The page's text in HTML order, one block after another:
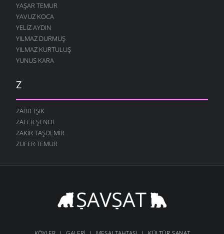
YAŞAR TEMUR
YAVUZ KOCA
YELIZ AYDIN
YILMAZ DURMUŞ
YILMAZ KURTULUŞ
YUNUS KARA
Z
ZABIT IŞIK
ZAFER ŞENOL
ZAKIR TAŞDEMIR
ZUFER TEMUR